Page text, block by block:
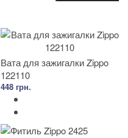
Вата для зажигалки Zippo
122110
448 грн.